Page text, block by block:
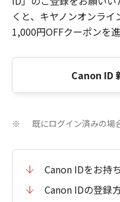
くと、キヤノンオンラ
1,000円OFFクーポンを
Canon ID
※ 既にログイン済みの場
Canon IDをお持
Canon IDの登録